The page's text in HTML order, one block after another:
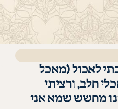
לאכול (מאכל
חלב, ורציתי
מחשש שמא אני